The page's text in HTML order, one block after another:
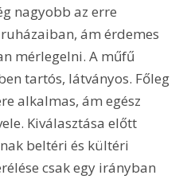
nagyobb az erre
ám érdemes
mérlegelni. A műfű
tartós, látványos. Főleg
alkalmas, ám egész
Kiválasztása előtt
beltéri és kültéri
csak egy irányban